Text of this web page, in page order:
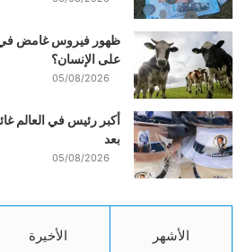
ظهور فيروس غامض في
على الإنسان؟
05/08/2026
أكبر رئيس في العالم
بعد
05/08/2026
الأشهر الأخيرة